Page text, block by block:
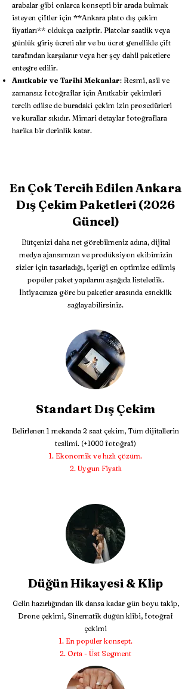
arabalar gibi onlarca konsepti bir arada bulmak
isteyen çiftler için **Ankara plato dış çekim
fiyatları** oldukça caziptir. Platolar saatlik veya
günlük giriş ücreti alır ve bu ücret genellikle çift
tarafından karşılanır veya her şey dahil paketlere
entegre edilir.
Anıtkabir ve Tarihi Mekanlar: Resmi, asil ve
zamansız fotoğraflar için Anıtkabir çekimleri
tercih edilse de buradaki çekim izin prosedürleri
ve kurallar sıkıdır. Mimari detaylar fotoğraflara
harika bir derinlik katar.
En Çok Tercih Edilen Ankara
Dış Çekim Paketleri (2026
Güncel)
Bütçenizi daha net görebilmeniz adına, dijital
medya ajansımızın ve prodüksiyon ekibimizin
sizler için tasarladığı, içeriği en optimize edilmiş
popüler paket yapılarını aşağıda listeledik.
İhtiyacınıza göre bu paketler arasında esneklik
sağlayabilirsiniz.
Standart Dış Çekim
Belirlenen 1 mekanda 2 saat çekim, Tüm dijitallerin
teslimi. (+1000 fotoğraf)
Ekonomik ve hızlı çözüm.
Uygun Fiyatlı
Düğün Hikayesi & Klip
Gelin hazırlığından ilk dansa kadar gün boyu takip,
Drone çekimi, Sinematik düğün klibi, fotoğraf
çekimi
En popüler konsept.
Orta - Üst Segment